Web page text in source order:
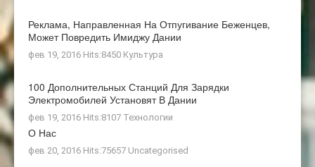
Реклама, Направленная На Отпугивание Беженцев,
Может Повредить Имиджу Дании
фев 19, 2016 Hits:8450 Культура
100 Дополнительных Станций Для Зарядки
Электромобилей Установят В Дании
фев 19, 2016 Hits:8107 Технологии
О Нас
фев 20, 2016 Hits:75657 Uncategorised